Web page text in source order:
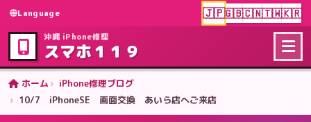
Language 🇯🇵🇬🇧🇨🇳🇹🇼🇰🇷
沖縄 iPhone修理
スマホ１１９
ホーム
iPhone修理ブログ
10/7 iPhoneSE 画面交換 あいら店へご来店